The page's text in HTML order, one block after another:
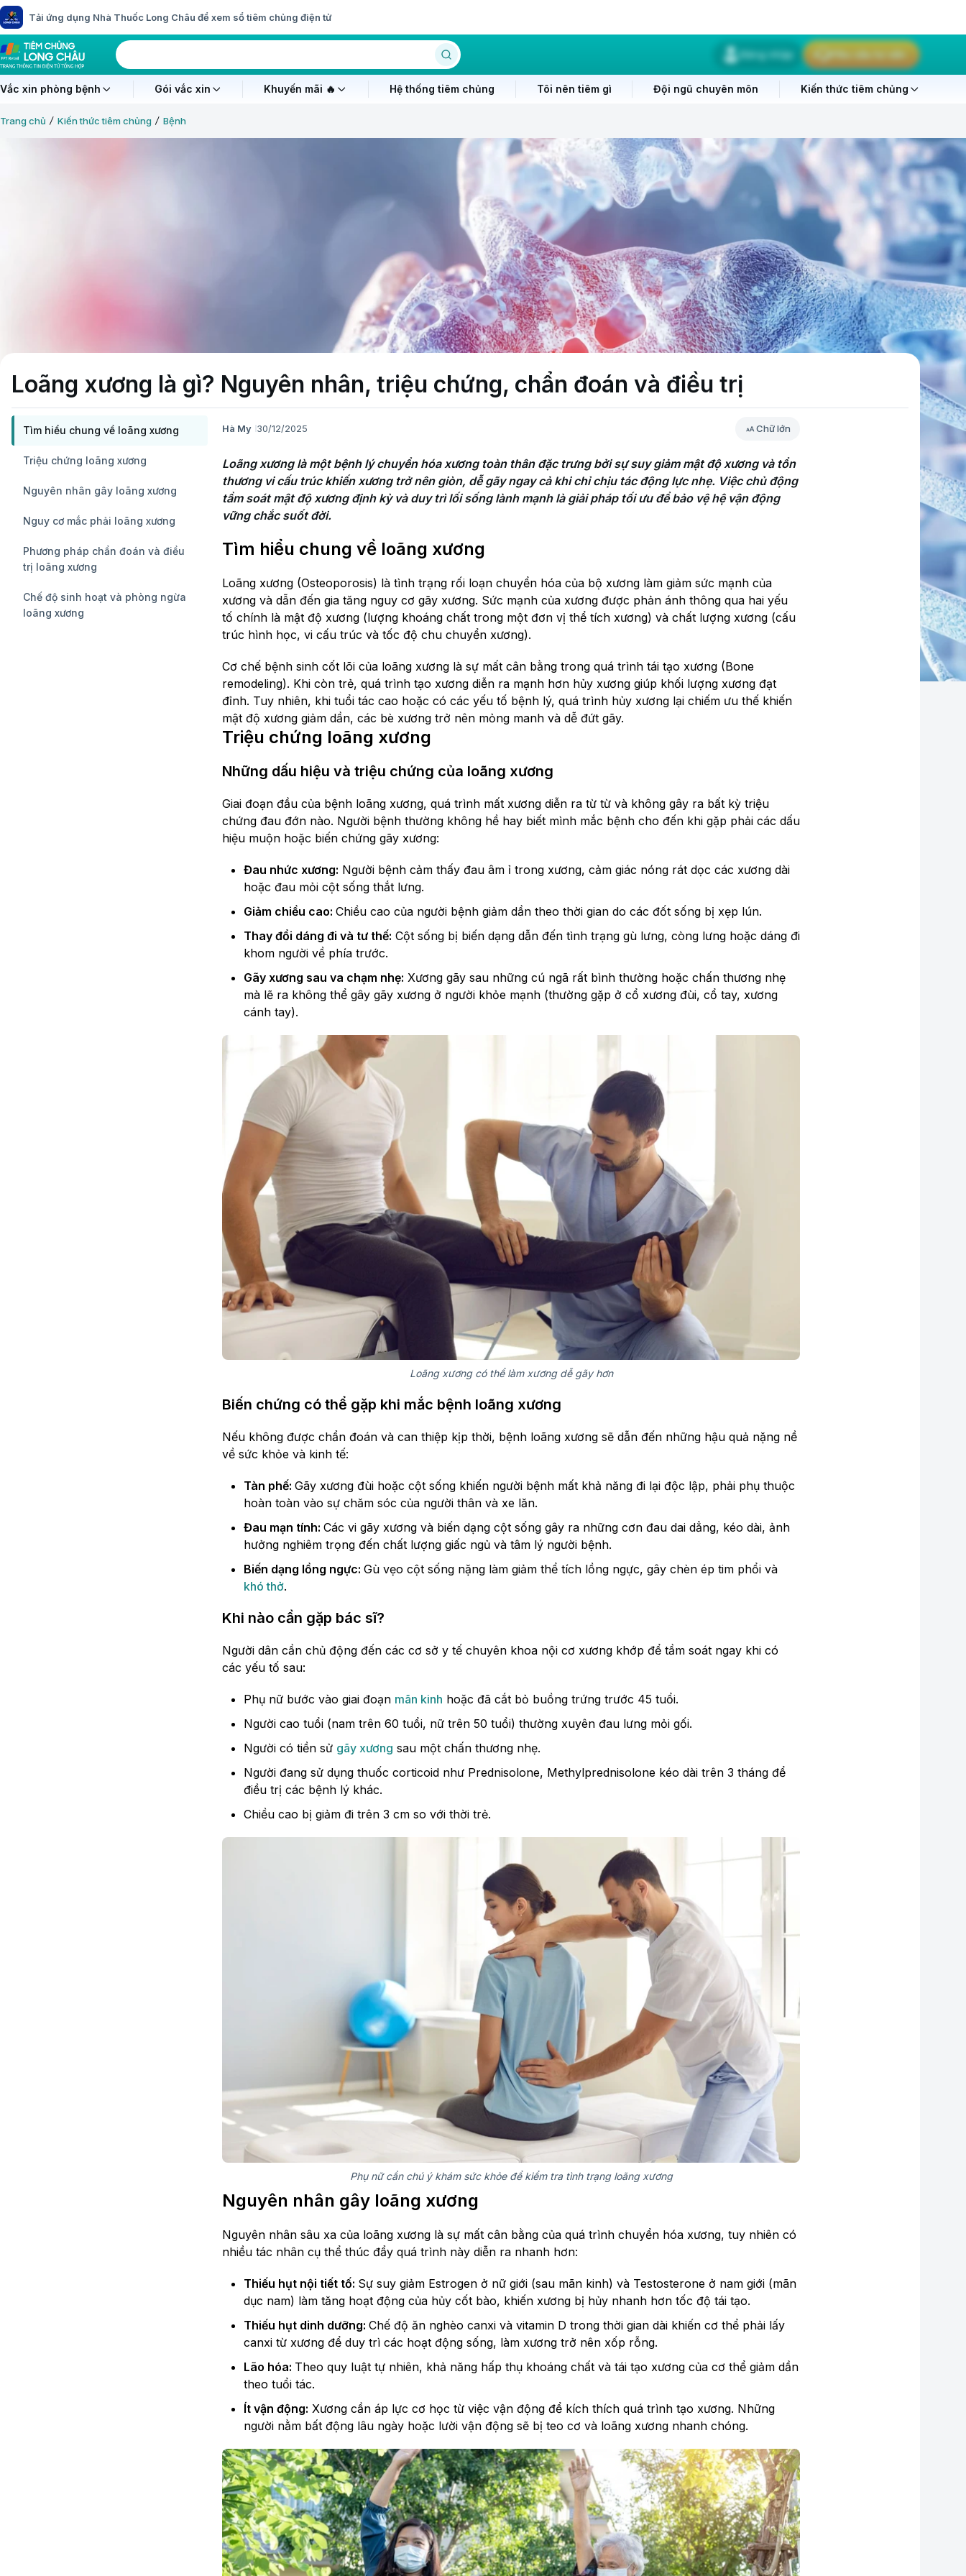
Tải ứng dụng Nhà Thuốc Long Châu để xem sổ tiêm chủng điện tử
Đăng nhập Yêu cầu tư vấn
Vắc xin phòng bệnh Gói vắc xin Khuyến mãi 🔥 Hệ thống tiêm chủng Tôi nên tiêm gì Đội ngũ chuyên môn Kiến thức tiêm chủng
Trang chủ Kiến thức tiêm chủng Bệnh
Loãng xương là gì? Nguyên nhân, triệu chứng, chẩn đoán và điều trị
Tìm hiểu chung về loãng xương
Triệu chứng loãng xương
Nguyên nhân gây loãng xương
Nguy cơ mắc phải loãng xương
Phương pháp chẩn đoán và điều
trị loãng xương
Chế độ sinh hoạt và phòng ngừa
loãng xương
Hà My 30/12/2025 Chữ lớn
Loãng xương là một bệnh lý chuyển hóa xương toàn thân đặc trưng bởi sự suy giảm mật độ xương và tổn
thương vi cấu trúc khiến xương trở nên giòn, dễ gãy ngay cả khi chỉ chịu tác động lực nhẹ. Việc chủ động
tầm soát mật độ xương định kỳ và duy trì lối sống lành mạnh là giải pháp tối ưu để bảo vệ hệ vận động
vững chắc suốt đời.
Tìm hiểu chung về loãng xương
Loãng xương (Osteoporosis) là tình trạng rối loạn chuyển hóa của bộ xương làm giảm sức mạnh của
xương và dẫn đến gia tăng nguy cơ gãy xương. Sức mạnh của xương được phản ánh thông qua hai yếu
tố chính là mật độ xương (lượng khoáng chất trong một đơn vị thể tích xương) và chất lượng xương (cấu
trúc hình học, vi cấu trúc và tốc độ chu chuyển xương).
Cơ chế bệnh sinh cốt lõi của loãng xương là sự mất cân bằng trong quá trình tái tạo xương (Bone
remodeling). Khi còn trẻ, quá trình tạo xương diễn ra mạnh hơn hủy xương giúp khối lượng xương đạt
đỉnh. Tuy nhiên, khi tuổi tác cao hoặc có các yếu tố bệnh lý, quá trình hủy xương lại chiếm ưu thế khiến
mật độ xương giảm dần, các bè xương trở nên mỏng manh và dễ đứt gãy.
Triệu chứng loãng xương
Những dấu hiệu và triệu chứng của loãng xương
Giai đoạn đầu của bệnh loãng xương, quá trình mất xương diễn ra từ từ và không gây ra bất kỳ triệu
chứng đau đớn nào. Người bệnh thường không hề hay biết mình mắc bệnh cho đến khi gặp phải các dấu
hiệu muộn hoặc biến chứng gãy xương:
Đau nhức xương: Người bệnh cảm thấy đau âm ỉ trong xương, cảm giác nóng rát dọc các xương dài
hoặc đau mỏi cột sống thắt lưng.
Giảm chiều cao: Chiều cao của người bệnh giảm dần theo thời gian do các đốt sống bị xẹp lún.
Thay đổi dáng đi và tư thế: Cột sống bị biến dạng dẫn đến tình trạng gù lưng, còng lưng hoặc dáng đi
khom người về phía trước.
Gãy xương sau va chạm nhẹ: Xương gãy sau những cú ngã rất bình thường hoặc chấn thương nhẹ
mà lẽ ra không thể gây gãy xương ở người khỏe mạnh (thường gặp ở cổ xương đùi, cổ tay, xương
cánh tay).
Loãng xương có thể làm xương dễ gãy hơn
Biến chứng có thể gặp khi mắc bệnh loãng xương
Nếu không được chẩn đoán và can thiệp kịp thời, bệnh loãng xương sẽ dẫn đến những hậu quả nặng nề
về sức khỏe và kinh tế:
Tàn phế: Gãy xương đùi hoặc cột sống khiến người bệnh mất khả năng đi lại độc lập, phải phụ thuộc
hoàn toàn vào sự chăm sóc của người thân và xe lăn.
Đau mạn tính: Các vi gãy xương và biến dạng cột sống gây ra những cơn đau dai dẳng, kéo dài, ảnh
hưởng nghiêm trọng đến chất lượng giấc ngủ và tâm lý người bệnh.
Biến dạng lồng ngực: Gù vẹo cột sống nặng làm giảm thể tích lồng ngực, gây chèn ép tim phổi và
khó thở.
Khi nào cần gặp bác sĩ?
Người dân cần chủ động đến các cơ sở y tế chuyên khoa nội cơ xương khớp để tầm soát ngay khi có
các yếu tố sau:
Phụ nữ bước vào giai đoạn mãn kinh hoặc đã cắt bỏ buồng trứng trước 45 tuổi.
Người cao tuổi (nam trên 60 tuổi, nữ trên 50 tuổi) thường xuyên đau lưng mỏi gối.
Người có tiền sử gãy xương sau một chấn thương nhẹ.
Người đang sử dụng thuốc corticoid như Prednisolone, Methylprednisolone kéo dài trên 3 tháng để
điều trị các bệnh lý khác.
Chiều cao bị giảm đi trên 3 cm so với thời trẻ.
Phụ nữ cần chú ý khám sức khỏe để kiểm tra tình trạng loãng xương
Nguyên nhân gây loãng xương
Nguyên nhân sâu xa của loãng xương là sự mất cân bằng của quá trình chuyển hóa xương, tuy nhiên có
nhiều tác nhân cụ thể thúc đẩy quá trình này diễn ra nhanh hơn:
Thiếu hụt nội tiết tố: Sự suy giảm Estrogen ở nữ giới (sau mãn kinh) và Testosterone ở nam giới (mãn
dục nam) làm tăng hoạt động của hủy cốt bào, khiến xương bị hủy nhanh hơn tốc độ tái tạo.
Thiếu hụt dinh dưỡng: Chế độ ăn nghèo canxi và vitamin D trong thời gian dài khiến cơ thể phải lấy
canxi từ xương để duy trì các hoạt động sống, làm xương trở nên xốp rỗng.
Lão hóa: Theo quy luật tự nhiên, khả năng hấp thụ khoáng chất và tái tạo xương của cơ thể giảm dần
theo tuổi tác.
Ít vận động: Xương cần áp lực cơ học từ việc vận động để kích thích quá trình tạo xương. Những
người nằm bất động lâu ngày hoặc lười vận động sẽ bị teo cơ và loãng xương nhanh chóng.